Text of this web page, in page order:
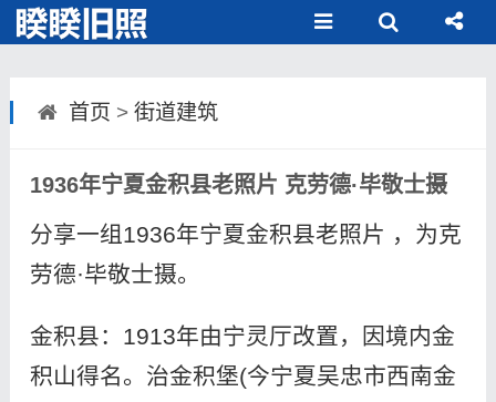
首页 > 街道建筑
1936年宁夏金积县老照片 克劳德·毕敬士摄
分享一组1936年宁夏金积县老照片 ，为克
劳德·毕敬士摄。
金积县：1913年由宁灵厅改置，因境内金
积山得名。治金积堡(今宁夏吴忠市西南金